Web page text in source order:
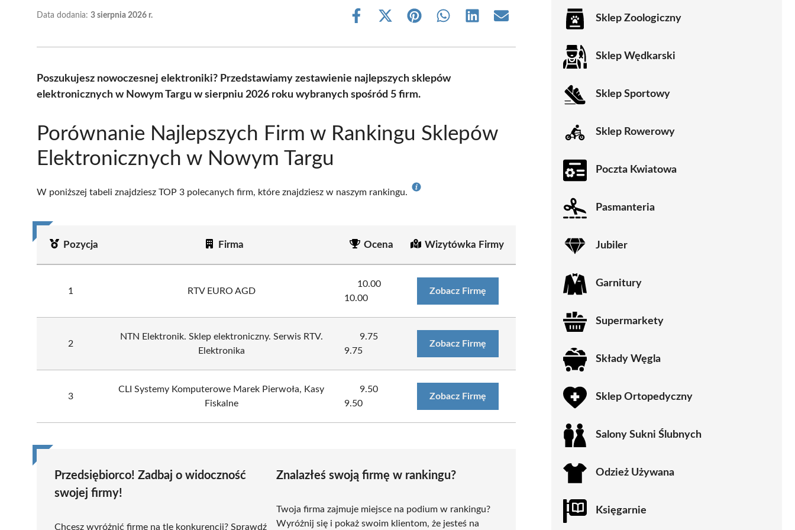
Data dodania: 3 sierpnia 2026 r.
Share
Share
(Twitter)
Share Share Share Share
Poszukujesz nowoczesnej elektroniki? Przedstawiamy zestawienie najlepszych sklepów
elektronicznych w Nowym Targu w sierpniu 2026 roku wybranych spośród 5 firm.
Porównanie Najlepszych Firm w Rankingu Sklepów
Elektronicznych w Nowym Targu
W poniższej tabeli znajdziesz TOP 3 polecanych firm, które znajdziesz w naszym rankingu.
Pozycja Firma Ocena Wizytówka Firmy
1 RTV EURO AGD
10.00
10.00
Zobacz Firmę
2
NTN Elektronik. Sklep elektroniczny. Serwis RTV.
Elektronika
9.75
9.75
Zobacz Firmę
3
CLI Systemy Komputerowe Marek Pierwoła, Kasy
Fiskalne
9.50
9.50
Zobacz Firmę
Przedsiębiorco! Zadbaj o widoczność
swojej firmy!
Chcesz wyróżnić firmę na tle konkurencji? Sprawdź
Znalazłeś swoją firmę w rankingu?
Twoja firma zajmuje miejsce na podium w rankingu?
Wyróżnij się i pokaż swoim klientom, że jesteś na
Sklep Zoologiczny
Sklep Wędkarski
Sklep Sportowy
Sklep Rowerowy
Poczta Kwiatowa
Pasmanteria
Jubiler
Garnitury
Supermarkety
Składy Węgla
Sklep Ortopedyczny
Salony Sukni Ślubnych
Odzież Używana
Księgarnie